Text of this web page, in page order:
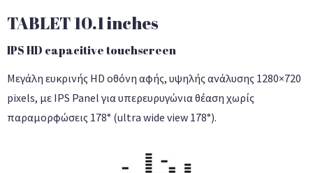
TABLET 10.1 inches
IPS HD capacitive touchscreen
Μεγάλη ευκρινής HD οθόνη αφής, υψηλής ανάλυσης 1280×720
pixels, με IPS Panel για υπερευρυγώνια θέαση χωρίς
παραμορφώσεις 178° (ultra wide view 178°).